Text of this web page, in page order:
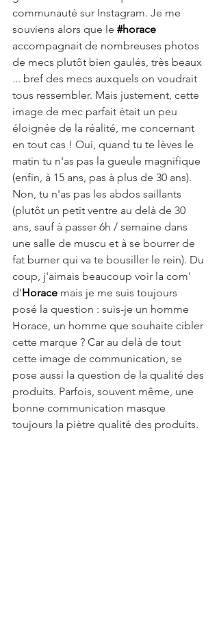
communauté sur Instagram. Je me
souviens alors que le #horace
accompagnait de nombreuses photos
de mecs plutôt bien gaulés, très beaux
... bref des mecs auxquels on voudrait
tous ressembler. Mais justement, cette
image de mec parfait était un peu
éloignée de la réalité, me concernant
en tout cas ! Oui, quand tu te lèves le
matin tu n'as pas la gueule magnifique
(enfin, à 15 ans, pas à plus de 30 ans).
Non, tu n'as pas les abdos saillants
(plutôt un petit ventre au delà de 30
ans, sauf à passer 6h / semaine dans
une salle de muscu et à se bourrer de
fat burner qui va te bousiller le rein). Du
coup, j'aimais beaucoup voir la com'
d'Horace mais je me suis toujours
posé la question : suis-je un homme
Horace, un homme que souhaite cibler
cette marque ? Car au delà de tout
cette image de communication, se
pose aussi la question de la qualité des
produits. Parfois, souvent même, une
bonne communication masque
toujours la piètre qualité des produits.